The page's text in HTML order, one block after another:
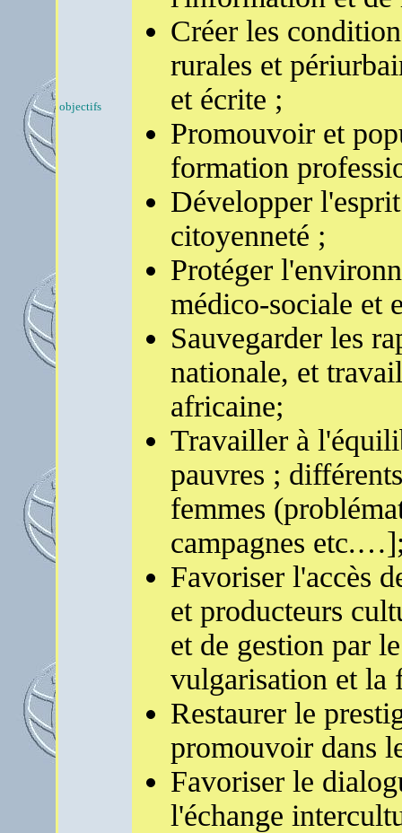
objectifs
Créer les
rurales et
et écrite ;
Promouvoir et
formation
Développer
citoyenneté ;
Protéger
médico-sociale et
Sauvegarder les
nationale, et
africaine;
Travailler à
pauvres ;
femmes
campagnes
Favoriser l'accès
et producteurs
et de gestion par
vulgarisation et la
Restaurer le
promouvoir dans
Favoriser le
l'échange